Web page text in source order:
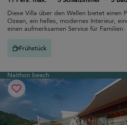
Diese Villa über den Wellen bietet einen
Ozean, ein helles, modernes Interieur,
einen aufmerksamen Service für Familien.
Frühstück
Naithon beach